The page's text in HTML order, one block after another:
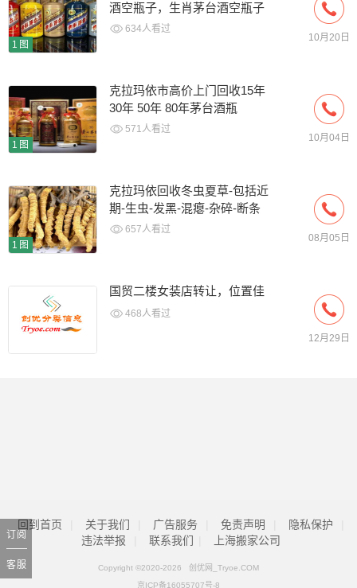
1图
酒空瓶子，生肖茅台酒空瓶子
上门回收
634人看过
10月20日
1图
克拉玛依市高价上门回收15年
30年 50年 80年茅台酒瓶
571人看过
10月04日
1图
克拉玛依回收冬虫夏草-包括近
期-生虫-发黑-混瘪-杂碎-断条
草 657人看过
08月05日
国贸二楼女装店转让，位置佳
468人看过
12月29日
订阅
客服
回到首页 关于我们 广告服务 免责声明 隐私保护
违法举报
联系我们 上海搬家公司
Copyright ©2020-2026 创优网_Tryoe.COM
京ICP备16055707号-8